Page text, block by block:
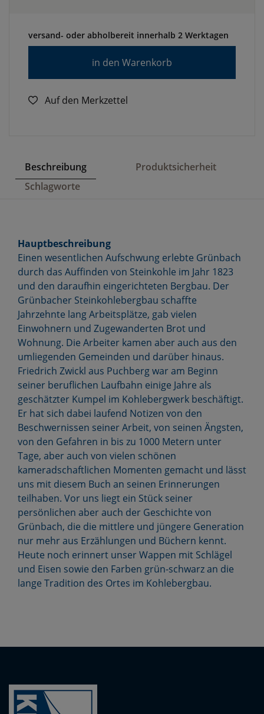
versand- oder abholbereit innerhalb 2 Werktagen
in den Warenkorb
Auf den Merkzettel
Beschreibung
Produktsicherheit
Schlagworte
Hauptbeschreibung
Einen wesentlichen Aufschwung erlebte Grünbach
durch das Auffinden von Steinkohle im Jahr 1823
und den daraufhin eingerichteten Bergbau. Der
Grünbacher Steinkohlebergbau schaffte
Jahrzehnte lang Arbeitsplätze, gab vielen
Einwohnern und Zugewanderten Brot und
Wohnung. Die Arbeiter kamen aber auch aus den
umliegenden Gemeinden und darüber hinaus.
Friedrich Zwickl aus Puchberg war am Beginn
seiner beruflichen Laufbahn einige Jahre als
geschätzter Kumpel im Kohlebergwerk beschäftigt.
Er hat sich dabei laufend Notizen von den
Beschwernissen seiner Arbeit, von seinen Ängsten,
von den Gefahren in bis zu 1000 Metern unter
Tage, aber auch von vielen schönen
kameradschaftlichen Momenten gemacht und lässt
uns mit diesem Buch an seinen Erinnerungen
teilhaben. Vor uns liegt ein Stück seiner
persönlichen aber auch der Geschichte von
Grünbach, die die mittlere und jüngere Generation
nur mehr aus Erzählungen und Büchern kennt.
Heute noch erinnert unser Wappen mit Schlägel
und Eisen sowie den Farben grün-schwarz an die
lange Tradition des Ortes im Kohlebergbau.